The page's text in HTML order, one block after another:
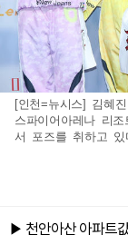
[인천=뉴시스] 김혜
스파이어아레나 리
서 포즈를 취하고 있